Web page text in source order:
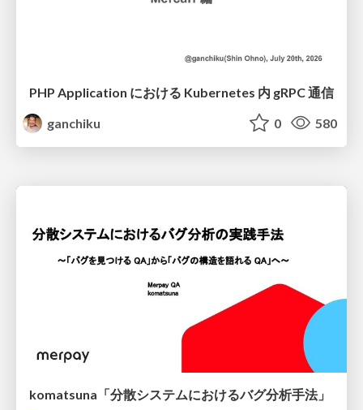
PHP Application における Kubernetes 内 gRPC 通信
ganchiku
0 580
komatsuna「分散システムにおけるバグ分析手法」